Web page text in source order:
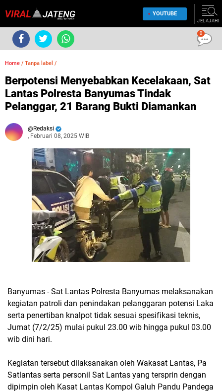
YOUTUBE
JELAJAHI
Home / Tanpa label /
Berpotensi Menyebabkan Kecelakaan, Sat
Lantas Polresta Banyumas Tindak
Pelanggar, 21 Barang Bukti Diamankan
Redaksi
, Februari 08, 2025 WIB
Banyumas - Sat Lantas Polresta Banyumas melaksanakan
kegiatan patroli dan penindakan pelanggaran potensi Laka
serta penertiban knalpot tidak sesuai spesifikasi teknis,
Jumat (7/2/25) mulai pukul 23.00 wib hingga pukul 03.00
wib dini hari.
Kegiatan tersebut dilaksanakan oleh Wakasat Lantas, Pa
Satlantas serta personil Sat Lantas yang tersprin dengan
dipimpin oleh Kasat Lantas Kompol Galuh Pandu Pandega
0